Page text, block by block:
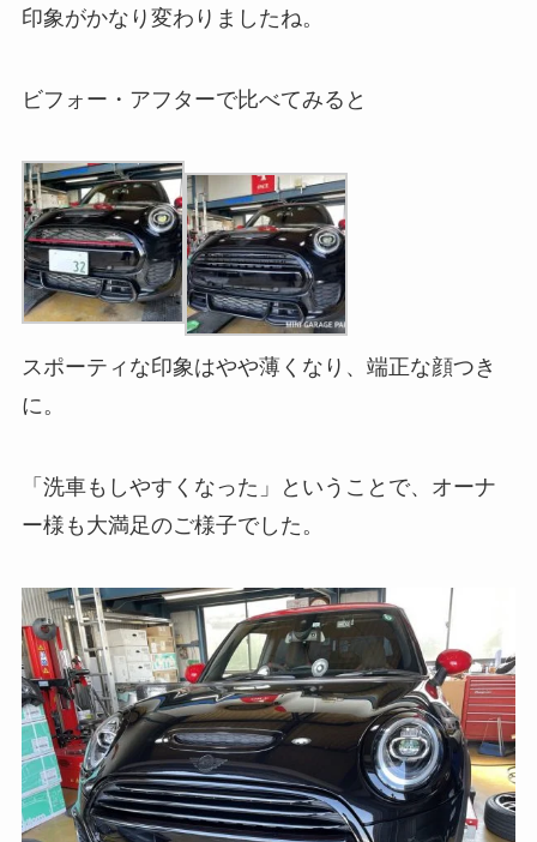
印象がかなり変わりましたね。
ビフォー・アフターで比べてみると
スポーティな印象はやや薄くなり、端正な顔つき
に。
「洗車もしやすくなった」ということで、オーナ
ー様も大満足のご様子でした。